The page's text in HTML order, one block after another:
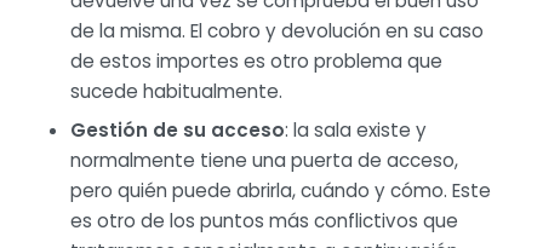
de la misma. El cobro y devolución en su caso
de estos importes es otro problema que
sucede habitualmente.
Gestión de su acceso: la sala existe y
normalmente tiene una puerta de acceso,
pero quién puede abrirla, cuándo y cómo. Este
es otro de los puntos más conflictivos que